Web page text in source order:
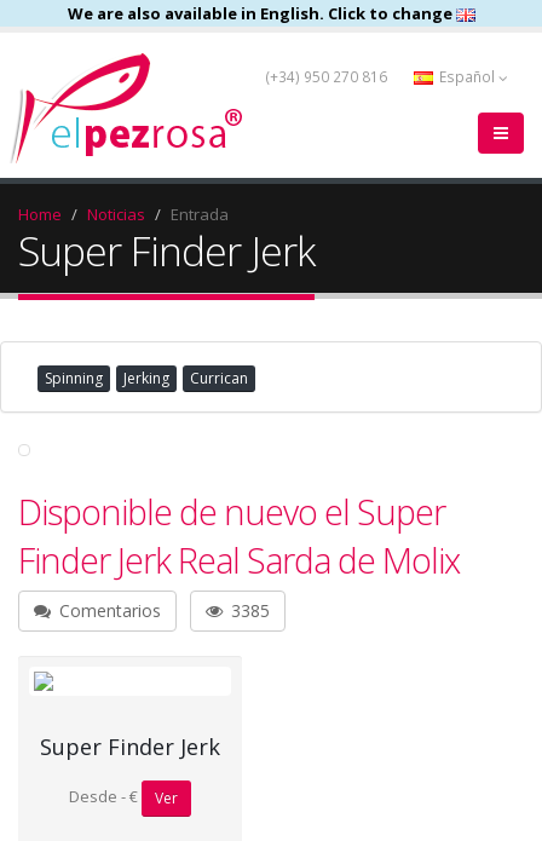
We are also available in English. Click to change
(+34) 950 270 816 Español
Home Noticias Entrada
Super Finder Jerk
Spinning Jerking Currican
Disponible de nuevo el Super
Finder Jerk Real Sarda de Molix
Comentarios 3385
Super Finder Jerk
Desde - € Ver